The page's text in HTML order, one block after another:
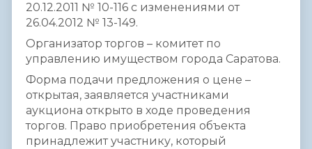
20.12.2011 № 10-116 с изменениями от
26.04.2012 № 13-149.
Организатор торгов – комитет по
управлению имуществом города Саратова.
Форма подачи предложения о цене –
открытая, заявляется участниками
аукциона открыто в ходе проведения
торгов. Право приобретения объекта
принадлежит участнику, который